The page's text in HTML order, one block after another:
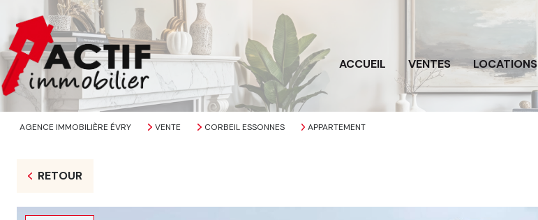
ACCUEIL VENTES LOCATIONS
AGENCE IMMOBILIÈRE ÉVRY VENTE CORBEIL ESSONNES APPARTEMENT
RETOUR